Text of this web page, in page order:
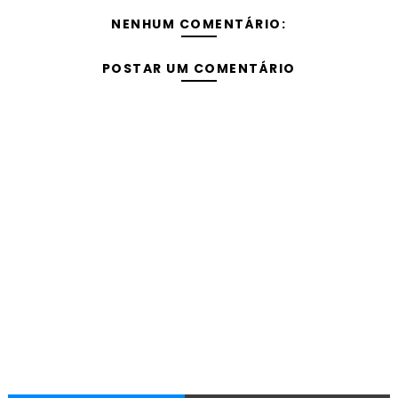
NENHUM COMENTÁRIO:
POSTAR UM COMENTÁRIO